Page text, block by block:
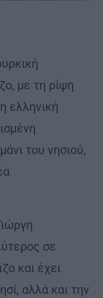
με τη ρίψη
ελληνική
του νησιού,
σε
και έχει
αλλά και την